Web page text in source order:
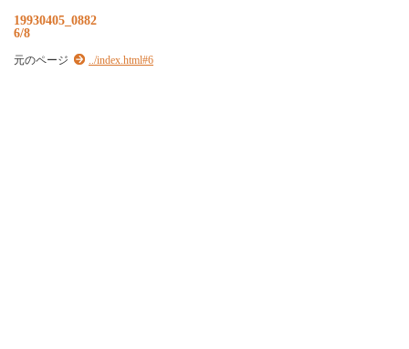
19930405_0882
6/8
元のページ ../index.html#6